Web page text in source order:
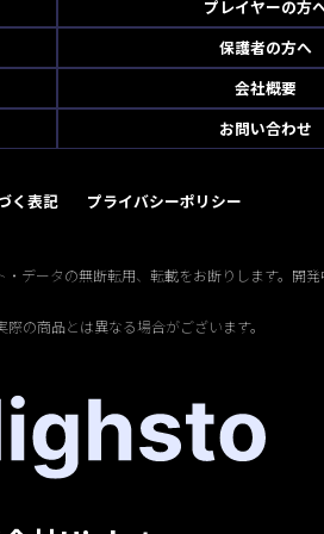
プレイヤーの方
保護者の方へ
会社概要
お問い合わせ
く表記 プライバシーポリシー
データの無断転用、転載をお断りします。開発
の商品とは異なる場合がございます。